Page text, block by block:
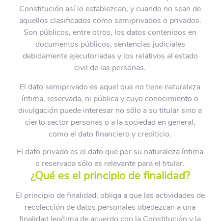
Constitución así lo establezcan, y cuando no sean de
aquellos clasificados como semiprivados o privados.
Son públicos, entre otros, los datos contenidos en
documentos públicos, sentencias judiciales
debidamente ejecutoriadas y los relativos al estado
civil de las personas.
El dato semiprivado es aquel que no tiene naturaleza
íntima, reservada, ni pública y cuyo conocimiento o
divulgación puede interesar no sólo a su titular sino a
cierto sector personas o a la sociedad en general,
como el dato financiero y crediticio.
El dato privado es el dato que por su naturaleza íntima
o reservada sólo es relevante para el titular.
¿Qué es el principio de finalidad?
El principio de finalidad, obliga a que las actividades de
recolección de datos personales obedezcan a una